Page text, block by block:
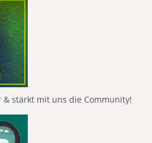
stärkt mit uns die Community!